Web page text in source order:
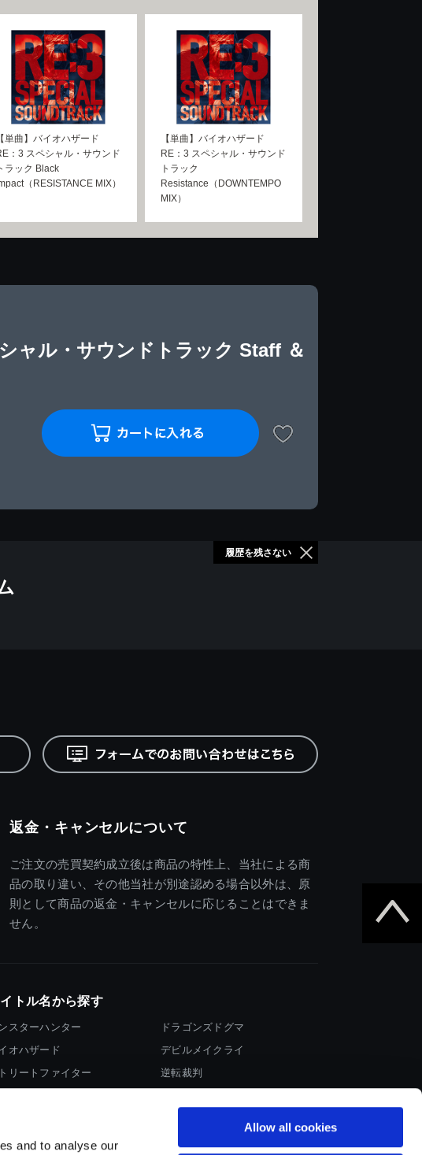
and to analyse our
Allow all cookies
【単曲】バイオハザード
：3 スペシャル・サウンド
ラック Black
（RESISTANCE MIX）
【単曲】バイオハザード
RE：3 スペシャル・サウンド
トラック
Resistance（DOWNTEMPO
MIX）
ャル・サウンドトラック Staff ＆
履歴を残さない
返金・キャンセルについて
ご注文の売買契約成立後は商品の特性上、当社による商
品の取り違い、その他当社が別途認める場合以外は、原
則として商品の返金・キャンセルに応じることはできま
せん。
トル名から探す
スターハンター
オハザード
リートファイター
ドラゴンズドグマ
デビルメイクライ
逆転裁判